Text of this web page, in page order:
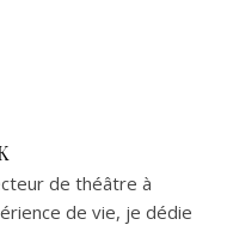
de théâtre à
de vie, je dédie